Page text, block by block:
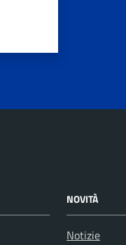
NOVITÀ
Notizie